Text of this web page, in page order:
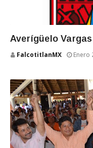
Averígüelo Vargas
FalcotitlanMX Enero